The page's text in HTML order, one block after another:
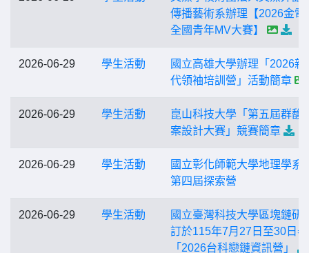
傳播藝術系辦理【2026金電
全國青年MV大賽】
2026-06-29 學生活動
國立高雄大學辦理「2026新
代領袖培訓營」活動簡章
2026-06-29 學生活動
崑山科技大學「第五屆群馥
案設計大賽」競賽簡章
2026-06-29 學生活動
國立彰化師範大學地理學系
第四屆探索營
2026-06-29 學生活動
國立臺灣科技大學區塊鏈研
訂於115年7月27日至30日
「2026台科戀鏈資訊營」